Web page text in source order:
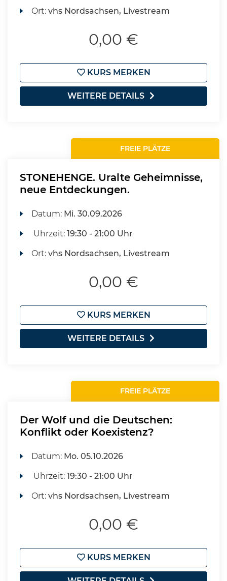
Ort:vhs Nordsachsen, Livestream
0,00 €
KURS MERKEN
WEITERE DETAILS
FREIE PLÄTZE
STONEHENGE. Uralte Geheimnisse,
neue Entdeckungen.
Datum: Mi. 30.09.2026
Uhrzeit:19:30 - 21:00 Uhr
Ort:vhs Nordsachsen, Livestream
0,00 €
KURS MERKEN
WEITERE DETAILS
FREIE PLÄTZE
Der Wolf und die Deutschen:
Konflikt oder Koexistenz?
Datum: Mo. 05.10.2026
Uhrzeit:19:30 - 21:00 Uhr
Ort:vhs Nordsachsen, Livestream
0,00 €
KURS MERKEN